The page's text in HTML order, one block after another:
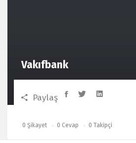
Vakıfbank
Paylaş
0 Takipçi
0 Cevap
0 Şikayet